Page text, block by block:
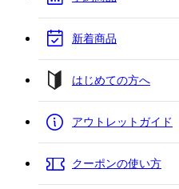
新着商品
はじめての方へ
アウトレットガイド
クーポンの使い方